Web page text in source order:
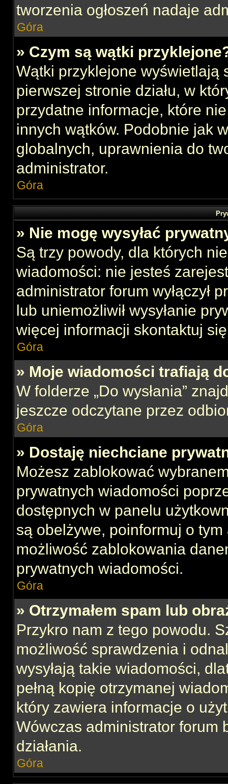
tworzenia ogłoszeń nadaje
Góra
» Czym są wątki
Wątki przyklejone wyświetlają
pierwszej stronie działu, w
przydatne informacje, które
innych wątków. Podobnie jak
globalnych, uprawnienia do
administrator.
Góra
» Nie mogę wysyłać
Są trzy powody, dla których
wiadomości: nie jesteś
administrator forum wyłączył
lub uniemożliwił wysyłanie
więcej informacji skontaktuj
Góra
» Moje wiadomości trafiają
W folderze „Do wysłania”
jeszcze odczytane przez
Góra
» Dostaję niechciane
Możesz zablokować
prywatnych wiadomości
dostępnych w panelu
są obelżywe, poinformuj o
możliwość zablokowania
prywatnych wiadomości.
Góra
» Otrzymałem spam lub
Przykro nam z tego powodu.
możliwość sprawdzenia i
wysyłają takie wiadomości,
pełną kopię otrzymanej
który zawiera informacje o
Wówczas administrator forum
działania.
Góra